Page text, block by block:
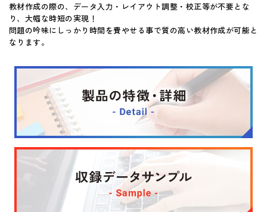
体験版・製品資料について
購入後のサポートについて
お問い合せ
マイページ
教材作成の際の、データ入力・レイアウト調整・校正等が不要とな
り、大幅な時短の実現！
問題の吟味にしっかり時間を費やせる事で質の高い教材作成が可能と
なります。